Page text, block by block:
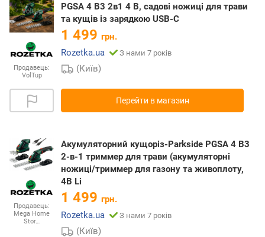
Продавець:
VolTup
PGSA 4 B3 2в1 4 В, садові ножиці для трави
та кущів із зарядкою USB-C
1 499 грн.
Rozetka.ua
З нами 7 років
(Київ)
Перейти в магазин
Продавець:
Mega Home
Stor…
Акумуляторний кущоріз-Parkside PGSA 4 B3
2-в-1 триммер для трави (акумуляторні
ножиці/триммер для газону та живоплоту,
4В Li
1 499 грн.
Rozetka.ua
З нами 7 років
(Київ)